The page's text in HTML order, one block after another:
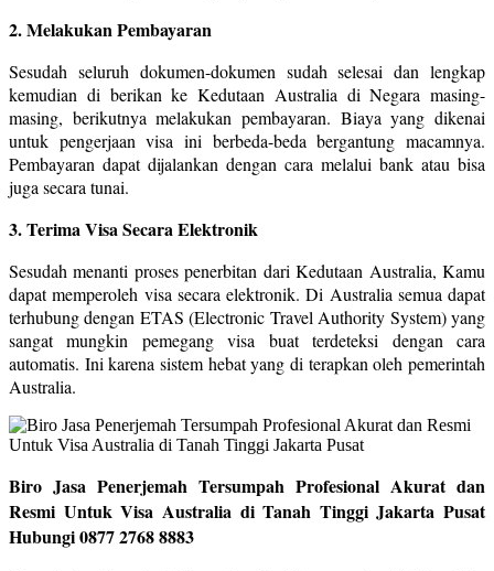
2. Melakukan Pembayaran
Sesudah seluruh dokumen-dokumen sudah selesai dan lengkap
kemudian di berikan ke Kedutaan Australia di Negara masing-
masing, berikutnya melakukan pembayaran. Biaya yang dikenai
untuk pengerjaan visa ini berbeda-beda bergantung macamnya.
Pembayaran dapat dijalankan dengan cara melalui bank atau bisa
juga secara tunai.
3. Terima Visa Secara Elektronik
Sesudah menanti proses penerbitan dari Kedutaan Australia, Kamu
dapat memperoleh visa secara elektronik. Di Australia semua dapat
terhubung dengan ETAS (Electronic Travel Authority System) yang
sangat mungkin pemegang visa buat terdeteksi dengan cara
automatis. Ini karena sistem hebat yang di terapkan oleh pemerintah
Australia.
Biro Jasa Penerjemah Tersumpah Profesional Akurat dan
Resmi Untuk Visa Australia di Tanah Tinggi Jakarta Pusat
Hubungi 0877 2768 8883